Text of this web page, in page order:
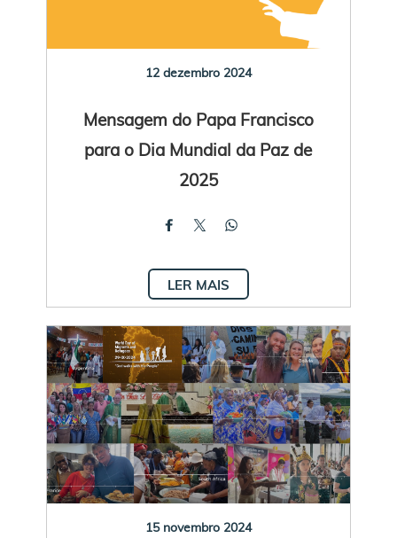
12 dezembro 2024
Mensagem do Papa Francisco
para o Dia Mundial da Paz de
2025
LER MAIS
15 novembro 2024